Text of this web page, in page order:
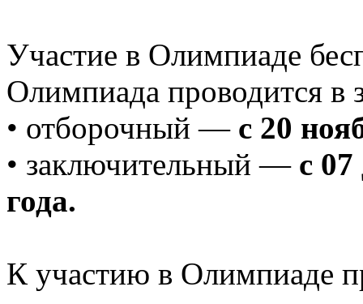
Участие в Олимпиаде
Олимпиада проводится в
• отборочный — с 20
• заключительный — с
года.
К участию в Олимпиаде